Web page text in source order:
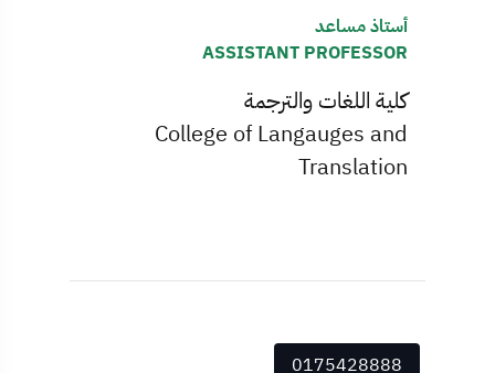
أستاذ مساعد
ASSISTANT PROFESSOR
كلية اللغات والترجمة
College of Langauges and
Translation
0175428888